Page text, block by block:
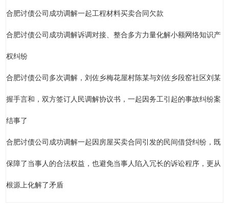
合肥讨债公司成功调解一起工程材料买卖合同欠款
合肥讨债公司成功调解诉调对接、整合多方力量化解小额网络知识产
权纠纷
合肥讨债公司多次调解，刘佐乡梅花屋村陈某与刘佐乡段窑社区刘某
握手言和，双方签订人民调解协议书，一起因务工引起的事故纠纷案
结事了
合肥讨债公司成功调解一起因房屋买卖合同引发的民间借贷纠纷，既
保障了当事人的合法权益，也避免当事人陷入冗长的诉讼程序，更从
根源上化解了矛盾